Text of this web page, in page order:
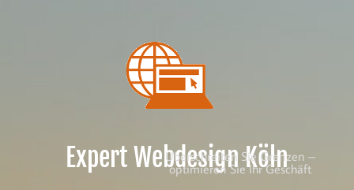
Expert Webdesign Köln
Überschreiten Sie Grenzen –
optimieren Sie Ihr Geschäft